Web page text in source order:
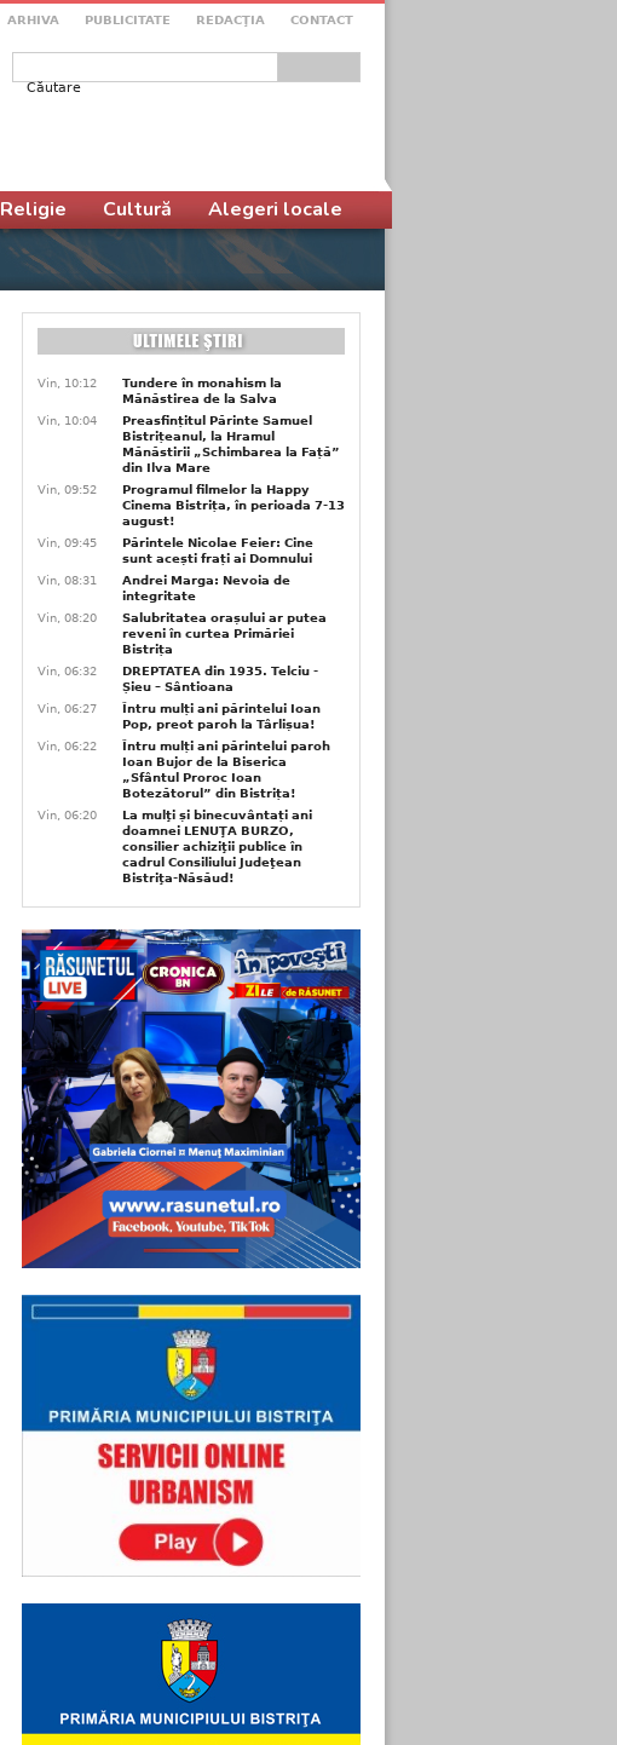
ARHIVA PUBLICITATE REDACŢIA CONTACT
Formular de căutare
Religie Cultură Alegeri locale
Vin, 10:12
Tundere în monahism la
Mănăstirea de la Salva
Vin, 10:04
Preasfințitul Părinte Samuel
Bistrițeanul, la Hramul
Mănăstirii „Schimbarea la Față”
din Ilva Mare
Vin, 09:52
Programul filmelor la Happy
Cinema Bistrița, în perioada 7-13
august!
Vin, 09:45
Părintele Nicolae Feier: Cine
sunt acești frați ai Domnului
Vin, 08:31
Andrei Marga: Nevoia de
integritate
Vin, 08:20
Salubritatea orașului ar putea
reveni în curtea Primăriei
Bistrița
Vin, 06:32
DREPTATEA din 1935. Telciu -
Șieu – Sântioana
Vin, 06:27
Întru mulți ani părintelui Ioan
Pop, preot paroh la Târlișua!
Vin, 06:22
Întru mulți ani părintelui paroh
Ioan Bujor de la Biserica
„Sfântul Proroc Ioan
Botezătorul” din Bistrița!
Vin, 06:20
La mulţi și binecuvântați ani
doamnei LENUŢA BURZO,
consilier achiziţii publice în
cadrul Consiliului Judeţean
Bistriţa-Năsăud!